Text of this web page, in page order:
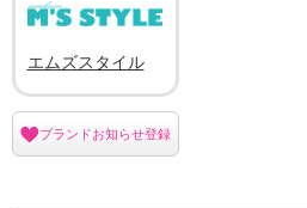
エムズスタイル
ブランドお知らせ登録